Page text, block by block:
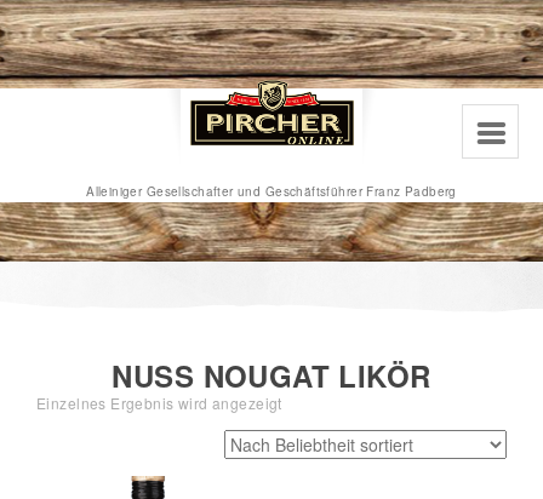
Alleiniger Gesellschafter und Geschäftsführer Franz Padberg
NUSS NOUGAT LIKÖR
Einzelnes Ergebnis wird angezeigt